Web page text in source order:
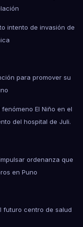
intento de invasión de
para promover su
El Niño en el
del hospital de Juli.
ordenanza que
en Puno
futuro centro de salud